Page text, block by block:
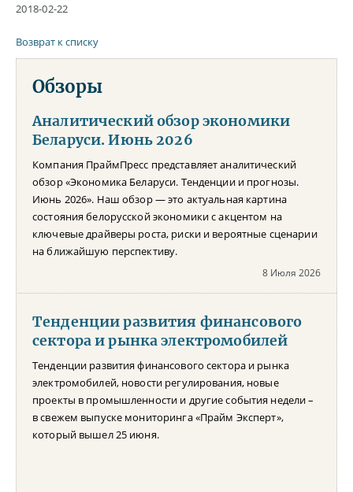
2018-02-22
Возврат к списку
Обзоры
Аналитический обзор экономики
Беларуси. Июнь 2026
Компания ПраймПресс представляет аналитический
обзор «Экономика Беларуси. Тенденции и прогнозы.
Июнь 2026». Наш обзор — это актуальная картина
состояния белорусской экономики с акцентом на
ключевые драйверы роста, риски и вероятные сценарии
на ближайшую перспективу.
8 Июля 2026
Тенденции развития финансового
сектора и рынка электромобилей
Тенденции развития финансового сектора и рынка
электромобилей, новости регулирования, новые
проекты в промышленности и другие события недели –
в свежем выпуске мониторинга «Прайм Эксперт»,
который вышел 25 июня.